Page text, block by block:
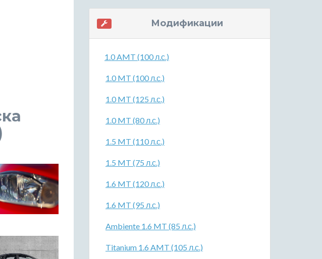
Модификации
1.0 AMT (100 л.с.)
1.0 MT (100 л.с.)
1.0 MT (125 л.с.)
1.0 MT (80 л.с.)
1.5 MT (110 л.с.)
1.5 MT (75 л.с.)
1.6 MT (120 л.с.)
1.6 MT (95 л.с.)
Ambiente 1.6 MT (85 л.с.)
Titanium 1.6 AMT (105 л.с.)